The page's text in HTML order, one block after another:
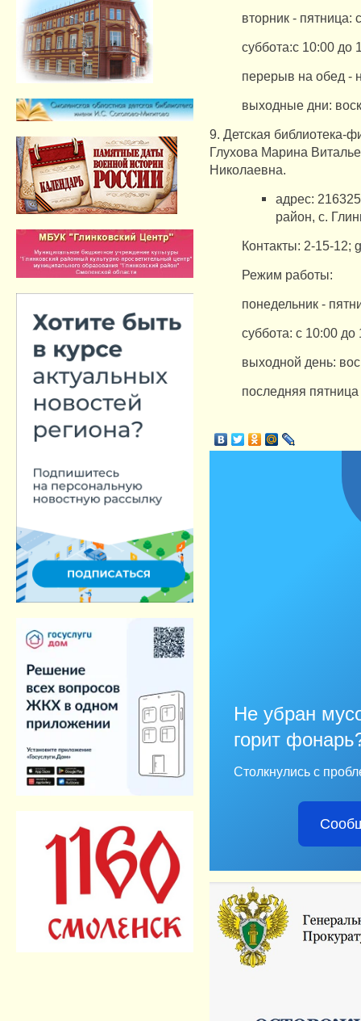
вторник - пятница:
суббота:с 10:00 до
перерыв на обед -
выходные дни:
9. Детская
Глухова Марина
Николаевна.
адрес:
район, с.
Контакты: 2-15-12;
Режим работы:
понедельник -
суббота: с 10:00 до
выходной день:
последняя
Не убран
горит
Столкнулись с